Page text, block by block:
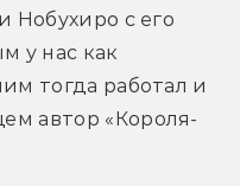
Нобухиро с его
у нас как
тогда работал и
автор «Короля-